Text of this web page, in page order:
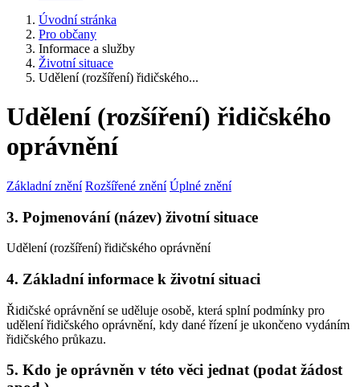
Úvodní stránka
Pro občany
Informace a služby
Životní situace
Udělení (rozšíření) řidičského...
Udělení (rozšíření) řidičského
oprávnění
Základní znění Rozšířené znění Úplné znění
3. Pojmenování (název) životní situace
Udělení (rozšíření) řidičského oprávnění
4. Základní informace k životní situaci
Řidičské oprávnění se uděluje osobě, která splní podmínky pro
udělení řidičského oprávnění, kdy dané řízení je ukončeno vydáním
řidičského průkazu.
5. Kdo je oprávněn v této věci jednat (podat žádost